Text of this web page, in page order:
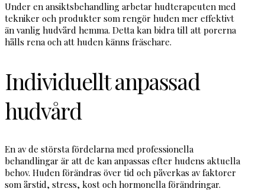
Under en ansiktsbehandling arbetar hudterapeuten med
tekniker och produkter som rengör huden mer effektivt
än vanlig hudvård hemma. Detta kan bidra till att porerna
hålls rena och att huden känns fräschare.
Individuellt anpassad
hudvård
En av de största fördelarna med professionella
behandlingar är att de kan anpassas efter hudens aktuella
behov. Huden förändras över tid och påverkas av faktorer
som årstid, stress, kost och hormonella förändringar.